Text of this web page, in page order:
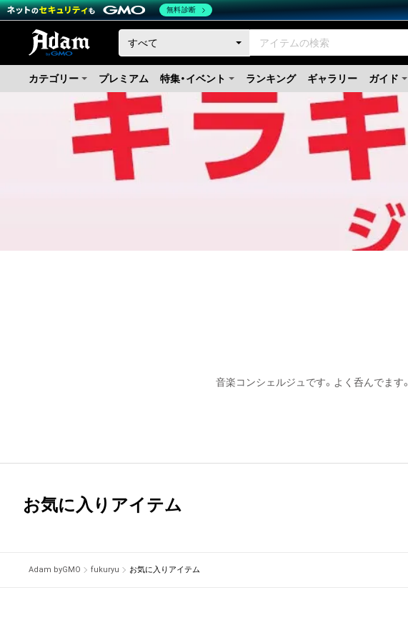
カテゴリー プレミアム 特集・イベント ランキング ギャラリー ガイド
音楽コンシェルジュです。よく呑んでます。
お気に入りアイテム
Adam byGMO fukuryu お気に入りアイテム
無料診断